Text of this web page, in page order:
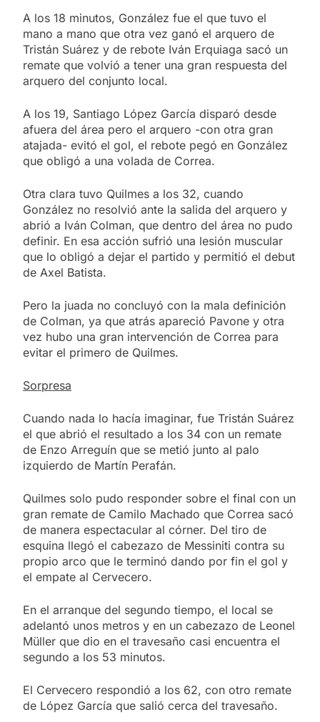
A los 18 minutos, González fue el que tuvo el
mano a mano que otra vez ganó el arquero de
Tristán Suárez y de rebote Iván Erquiaga sacó un
remate que volvió a tener una gran respuesta del
arquero del conjunto local.
A los 19, Santiago López García disparó desde
afuera del área pero el arquero -con otra gran
atajada- evitó el gol, el rebote pegó en González
que obligó a una volada de Correa.
Otra clara tuvo Quilmes a los 32, cuando
González no resolvió ante la salida del arquero y
abrió a Iván Colman, que dentro del área no pudo
definir. En esa acción sufrió una lesión muscular
que lo obligó a dejar el partido y permitió el debut
de Axel Batista.
Pero la juada no concluyó con la mala definición
de Colman, ya que atrás apareció Pavone y otra
vez hubo una gran intervención de Correa para
evitar el primero de Quilmes.
Sorpresa
Cuando nada lo hacía imaginar, fue Tristán Suárez
el que abrió el resultado a los 34 con un remate
de Enzo Arreguín que se metió junto al palo
izquierdo de Martín Perafán.
Quilmes solo pudo responder sobre el final con un
gran remate de Camilo Machado que Correa sacó
de manera espectacular al córner. Del tiro de
esquina llegó el cabezazo de Messiniti contra su
propio arco que le terminó dando por fin el gol y
el empate al Cervecero.
En el arranque del segundo tiempo, el local se
adelantó unos metros y en un cabezazo de Leonel
Müller que dio en el travesaño casi encuentra el
segundo a los 53 minutos.
El Cervecero respondió a los 62, con otro remate
de López García que salió cerca del travesaño.